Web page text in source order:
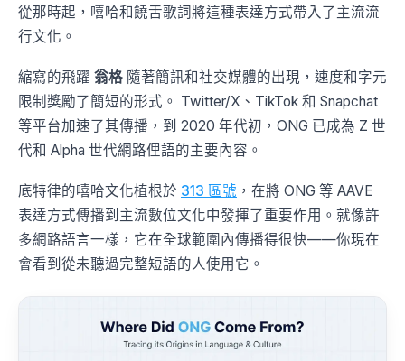
從那時起，嘻哈和饒舌歌詞將這種表達方式帶入了主流流
行文化。
縮寫的飛躍 翁格 隨著簡訊和社交媒體的出現，速度和字元
限制獎勵了簡短的形式。 Twitter/X、TikTok 和 Snapchat
等平台加速了其傳播，到 2020 年代初，ONG 已成為 Z 世
代和 Alpha 世代網路俚語的主要內容。
底特律的嘻哈文化植根於 313 區號 ，在將 ONG 等 AAVE
表達方式傳播到主流數位文化中發揮了重要作用。就像許
多網路語言一樣，它在全球範圍內傳播得很快——你現在
會看到從未聽過完整短語的人使用它。